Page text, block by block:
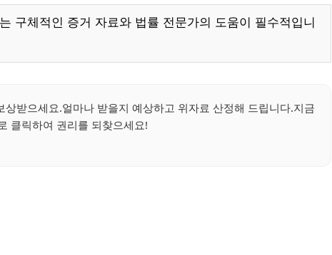
구체적인 증거 자료와 법률 전문가의 도움이 필수적입니
상받으세요.얼마나 받을지 예상하고 위자료 산정해 드립니다.지금
클릭하여 권리를 되찾으세요!